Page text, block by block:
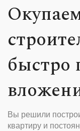
быстро
Вы решили
квартиру и